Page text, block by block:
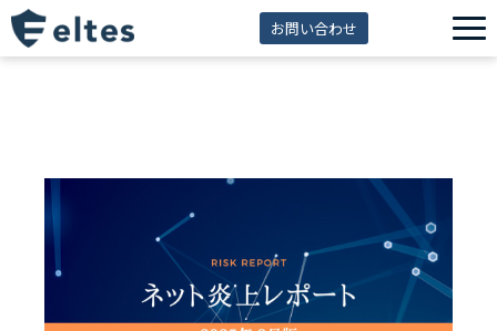
お問い合わせ
資料ダウンロード
導入事例
eltes insight